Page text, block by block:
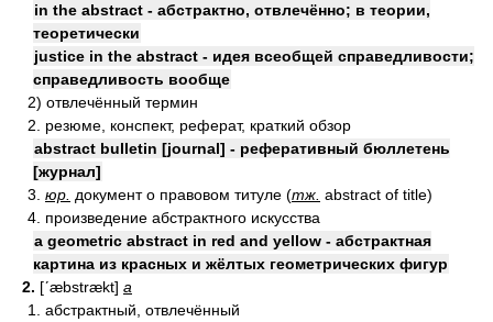
in the abstract - абстрактно, отвлечённо; в теории,
теоретически
justice in the abstract - идея всеобщей справедливости;
справедливость вообще
2) отвлечённый термин
2. резюме, конспект, реферат, краткий обзор
abstract bulletin [journal] - реферативный бюллетень
[журнал]
3. юр. документ о правовом титуле (тж. abstract of title)
4. произведение абстрактного искусства
a geometric abstract in red and yellow - абстрактная
картина из красных и жёлтых геометрических фигур
2. [ʹæbstrækt] a
1. абстрактный, отвлечённый